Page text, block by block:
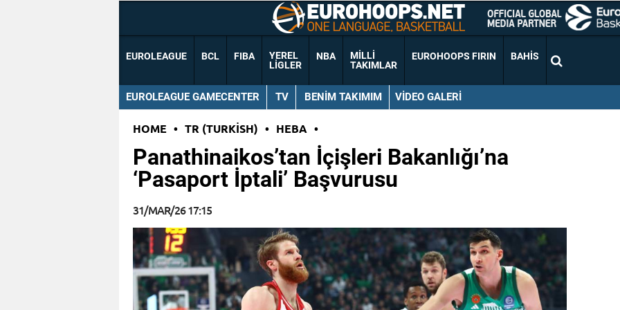
EUROLEAGUE BCL FIBA
YEREL
LIGLER
NBA
MILLI
TAKIMLAR
EUROHOOPS FIRIN BAHIS
EUROLEAGUE GAMECENTER TV BENIM TAKIMIM VIDEO GALERI
HOME • TR (TURKISH) • HEBA •
Panathinaikos’tan İçişleri Bakanlığı’na
‘Pasaport İptali’ Başvurusu
31/MAR/26 17:15